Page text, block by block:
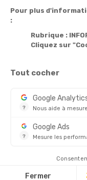
Produits
Notre société
Pour plus
:
Rubrique :
Cliquez sur
Tout cocher
?
Google
Nous aide à
?
Google Ads
Mesure les
Fermer